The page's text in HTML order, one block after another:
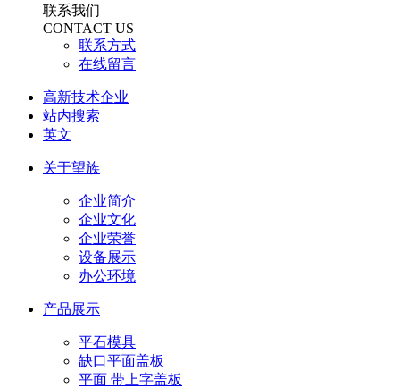
联系我们
CONTACT US
联系方式
在线留言
高新技术企业
站内搜索
英文
关于望族
企业简介
企业文化
企业荣誉
设备展示
办公环境
产品展示
平石模具
缺口平面盖板
平面 带上字盖板